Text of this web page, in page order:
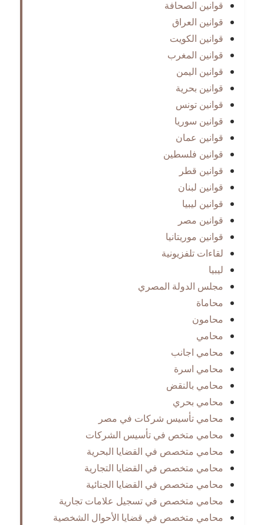
قوانين الصحافة
قوانين العراق
قوانين الكويت
قوانين المغرب
قوانين اليمن
قوانين بحرية
قوانين تونس
قوانين سوريا
قوانين عمان
قوانين فلسطين
قوانين قطر
قوانين لبنان
قوانين ليبيا
قوانين مصر
قوانين موريتانيا
لقاءات تلفزيونية
ليبيا
مجلس الدولة المصري
محاماة
محامون
محامي
محامي اجانب
محامي اسرة
محامي بالنقض
محامي بحري
محامي تأسيس شركات في مصر
محامي متخص في تأسيس الشركات
محامي متخصص في القضايا البحرية
محامي متخصص في القضايا التجارية
محامي متخصص في القضايا الجنائية
محامي متخصص في تسجيل علامات تجارية
محامي متخصص في قضايا الأحوال الشخصية